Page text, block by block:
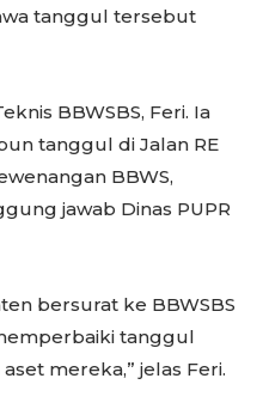
tanggul tersebut
BBWSBS, Feri. Ia
tanggul di Jalan RE
BBWS,
jawab Dinas PUPR
bersurat ke BBWSBS
tanggul
mereka,” jelas Feri.